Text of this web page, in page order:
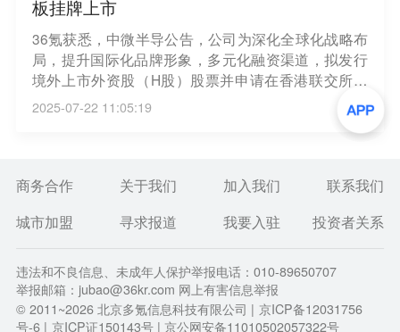
板挂牌上市
36氪获悉，中微半导公告，公司为深化全球化战略布
局，提升国际化品牌形象，多元化融资渠道，拟发行
境外上市外资股（H股）股票并申请在香港联交所主
板挂牌上市。
2025-07-22 11:05:19
商务合作 关于我们 加入我们
联系我们
城市加盟
寻求报道 我要入驻 投资者关系
违法和不良信息、未成年人保护举报电话：010-89650707
举报邮箱：jubao@36kr.com 网上有害信息举报
© 2011~2026北京多氪信息科技有限公司 | 京ICP备12031756
号-6 | 京ICP证150143号 | 京公网安备11010502057322号